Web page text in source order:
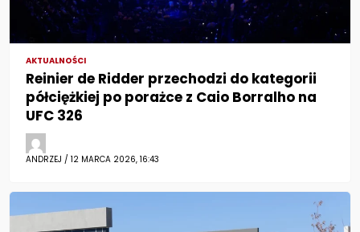
AKTUALNOŚCI
Reinier de Ridder przechodzi do kategorii
półciężkiej po porażce z Caio Borralho na
UFC 326
ANDRZEJ / 12 MARCA 2026, 16:43